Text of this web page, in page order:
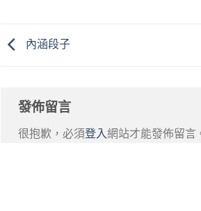
內涵段子
發佈留言
很抱歉，必須登入網站才能發佈留言